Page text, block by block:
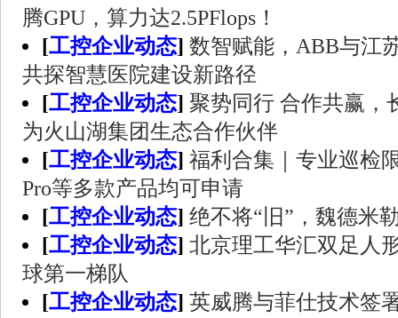
腾GPU，算力达2.5PFlops！
[工控企业动态] 数智赋能，ABB与江
共探智慧医院建设新路径
[工控企业动态] 聚势同行 合作共赢，
为火山湖集团生态合作伙伴
[工控企业动态] 福利合集｜专业巡检
Pro等多款产品均可申请
[工控企业动态] 绝不将“旧”，魏德米
[工控企业动态] 北京理工华汇双足人
球第一梯队
[工控企业动态] 英威腾与菲仕技术签